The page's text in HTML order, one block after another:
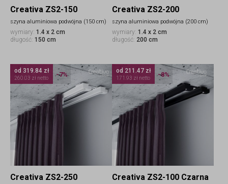
Creativa ZS2-150
szyna aluminiowa podwójna (150 cm)
wymiary: 1.4 x 2 cm
długość: 150 cm
Creativa ZS2-200
szyna aluminiowa podwójna (200 cm)
wymiary: 1.4 x 2 cm
długość: 200 cm
Creativa ZS2-250
od 319.84 zł
260.03 zł netto -7%
Creativa ZS2-100 Czarna
od 211.47 zł
171.93 zł netto -8%